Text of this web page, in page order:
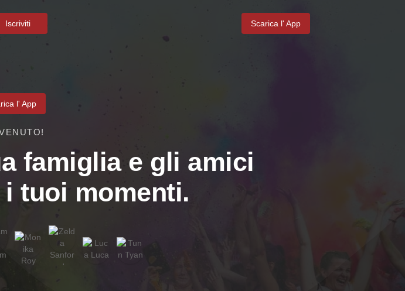
Iscriviti Scarica l' App
l' App
famiglia e gli amici
tuoi momenti.